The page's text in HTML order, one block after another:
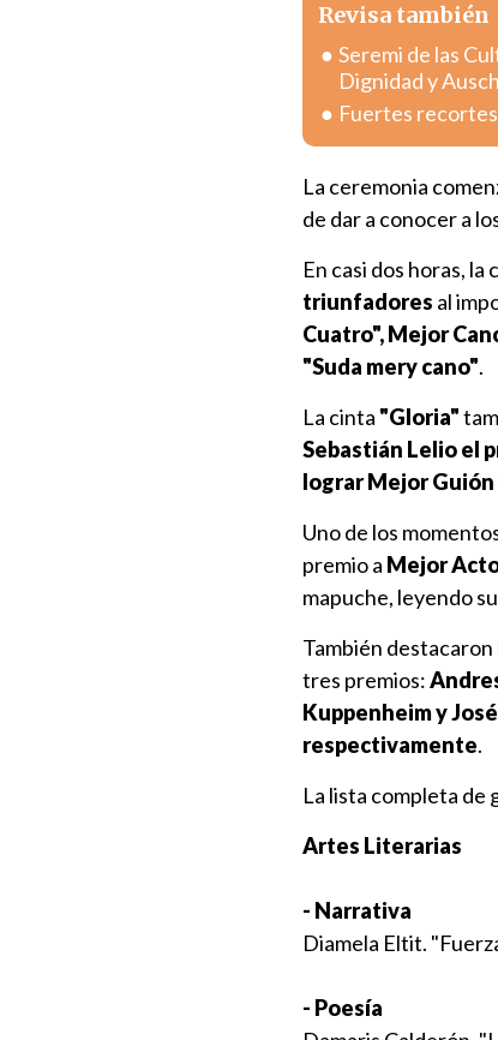
Revisa también
Seremi de las
Dignidad y
Fuertes
La ceremonia
de dar a conocer a
En casi dos horas, la
triunfadores al
Cuatro", Mejor
"Suda mery cano".
La cinta "Gloria"
Sebastián Lelio el
lograr Mejor Guión
Uno de los
premio a Mejor
mapuche, leyendo
También
tres premios:
Kuppenheim y
respectivamente.
La lista completa de
Artes Literarias
- Narrativa
Diamela Eltit.
- Poesía